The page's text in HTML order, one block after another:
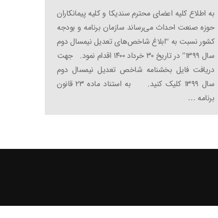
به اطلاع کلیه اعضای محترم سندیکا و کلیه پیمانکاران
حوزه صنعت احداث می‌رساند سازمان برنامه و بودجه
کشور نسبت به “ابلاغ شاخص‌های تعدیل نیمسال دوم
سال ۱۳۹۹” در تاریخ ۳۰ خرداد ۱۴۰۰ اقدام نمود. جهت
دریافت فایل بخشنامه شاخص تعدیل نیمسال دوم
سال ۱۳۹۹ کلیک کنید. به استناد ماده ۲۳ قانون
برنامه …